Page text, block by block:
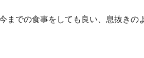
までの食事をしても良い、息抜きの